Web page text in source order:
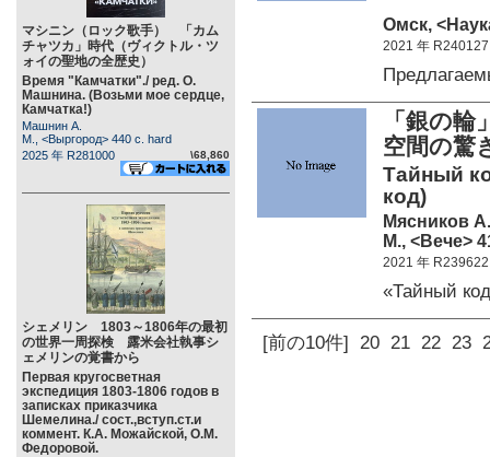
マシニン（ロック歌手） 「カム
チャツカ」時代（ヴィクトル・ツ
ォイの聖地の全歴史）
Время "Камчатки"./ ред. О.
Машнина. (Возьми мое сердце,
Камчатка!)
Машнин А.
М., <Выргород> 440 c. hard
2025 年 R281000
\68,860
シェメリン 1803～1806年の最初
の世界一周探検 露米会社執事シ
ェメリンの覚書から
Первая кругосветная
экспедиция 1803-1806 годов в
записках приказчика
Шемелина./ сост.,вступ.ст.и
коммент. К.А. Можайской, О.М.
Федоровой.
Омск,
2021 年 R240127
「銀の
空間の驚
Тайный
код)
Мясников
М., <Вече>
2021 年 R239622
«Тайный
[前の10件] 20 21 22 23